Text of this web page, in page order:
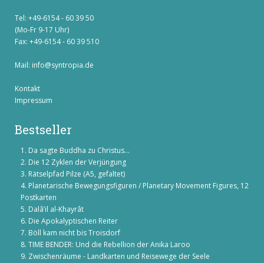
Tel: +49-6154 - 60 39 50
(Mo-Fr 9-17 Uhr)
Fax: +49-6154 - 60 39 510
Mail: info@syntropia.de
Kontakt
Impressum
Bestseller
Da sagte Buddha zu Christus...
Die 12 Zyklen der Verjüngung
Rätselpfad Pilze (A5, gefaltet)
Planetarische Bewegungsfiguren / Planetary Movement Figures, 12
Postkarten
Dalâ’il al-Khayrât
Die Apokalyptischen Reiter
Böll kam nicht bis Troisdorf
TIME BENDER: Und die Rebellion der Anika Laroo
Zwischenräume - Landkarten und Reisewege der Seele